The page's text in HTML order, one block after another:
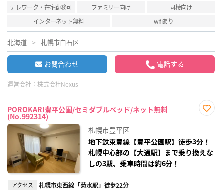
テレワーク・在宅勤務可 ファミリー向け
同棲向け
インターネット無料
wifiあり
北海道 札幌市白石区
お問合わせ 電話する
運営会社： 株式会社Nexus
POROKARI豊平公園/セミダブルベッド/ネット無料
(No.992314)
録
札幌市豊平区
地下鉄東豊線【豊平公園駅】徒歩3分！
札幌中心部の【大通駅】まで乗り換えな
しの3駅、乗車時間は約6分！
アクセス 札幌市東西線「菊水駅」徒歩22分